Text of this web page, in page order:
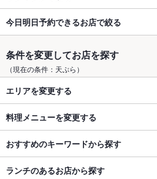
今日明日予約できるお店で絞る
条件を変更してお店を探す
（現在の条件：天ぷら）
エリアを変更する
料理メニューを変更する
おすすめのキーワードから探す
ランチのあるお店から探す